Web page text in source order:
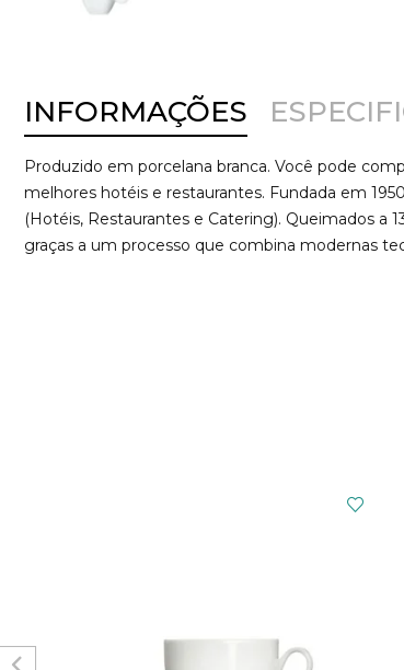
INFORMAÇÕES
Produzido em porcelana branca. Você pode
melhores hotéis e restaurantes. Fundada em
(Hotéis, Restaurantes e Catering). Queimados a
graças a um processo que combina modernas